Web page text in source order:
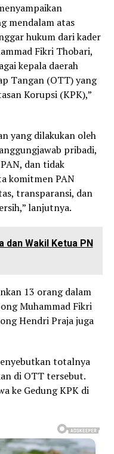
mendalam atas
hukum dari kader
Fikri Thobari,
kepala daerah
Tangan (OTT) yang
Korupsi (KPK),”
yang dilakukan oleh
pribadi,
dan tidak
komitmen PAN
transparansi, dan
lanjutnya.
dan Wakil Ketua PN
13 orang dalam
Muhammad Fikri
Hendri Praja juga
totalnya
di OTT tersebut.
ke Gedung KPK di